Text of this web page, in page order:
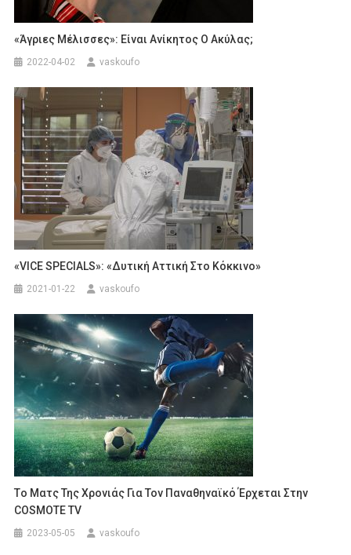
«Άγριες Μέλισσες»: Είναι Ανίκητος Ο Ακύλας;
2022-04-02 vaskoufo
«VICE SPECIALS»: «Δυτική Αττική Στο Κόκκινο»
2021-01-22 vaskoufo
Tο Ματς Της Χρονιάς Για Τον Παναθηναϊκό Έρχεται Στην
COSMOTE TV
2023-05-05 vaskoufo